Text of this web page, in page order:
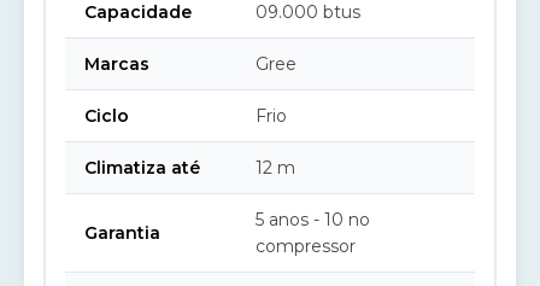
Capacidade 09.000 btus
Marcas Gree
Ciclo Frio
Climatiza até 12 m
Garantia
5 anos - 10 no
compressor